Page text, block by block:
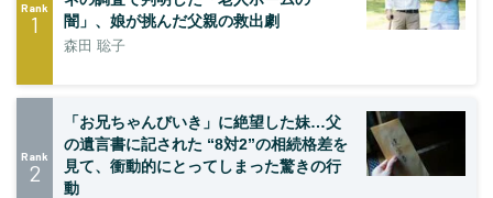
Rank
1
闇」、娘が挑んだ父親の救出劇
森田 聡子
Rank
2
「お兄ちゃんびいき」に絶望した妹…父
の遺言書に記された “8対2”の相続格差を
見て、衝動的にとってしまった驚きの行
動